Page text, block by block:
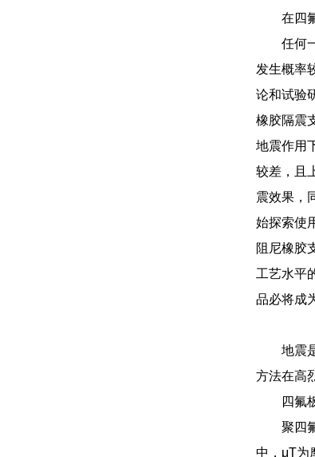
在四
任何
发生概率
论和试验
橡胶隔震
地震作用
较差，且
震效果，
始探索使
阻尼橡胶
工艺水平
品必将成
地震
方法在高
四氟
聚四
中，μT为